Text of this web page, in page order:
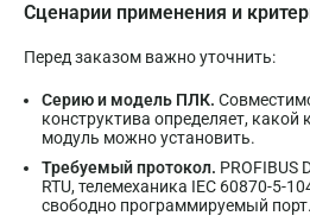
Сценарии применения и
Перед заказом важно уточнить:
Серию и модель ПЛК.
конструктива определяет,
модуль можно установить.
Требуемый протокол. PROFIBUS
RTU, телемеханика IEC 60870-5-
свободно программируемый порт.